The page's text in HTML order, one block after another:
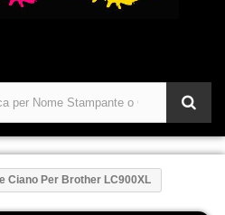
Ciano Per Brother LC900XL